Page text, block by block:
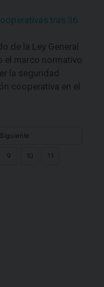
tras 36
de la Ley General
el marco normativo
la seguridad
cooperativa en el
Siguiente
9 10 11